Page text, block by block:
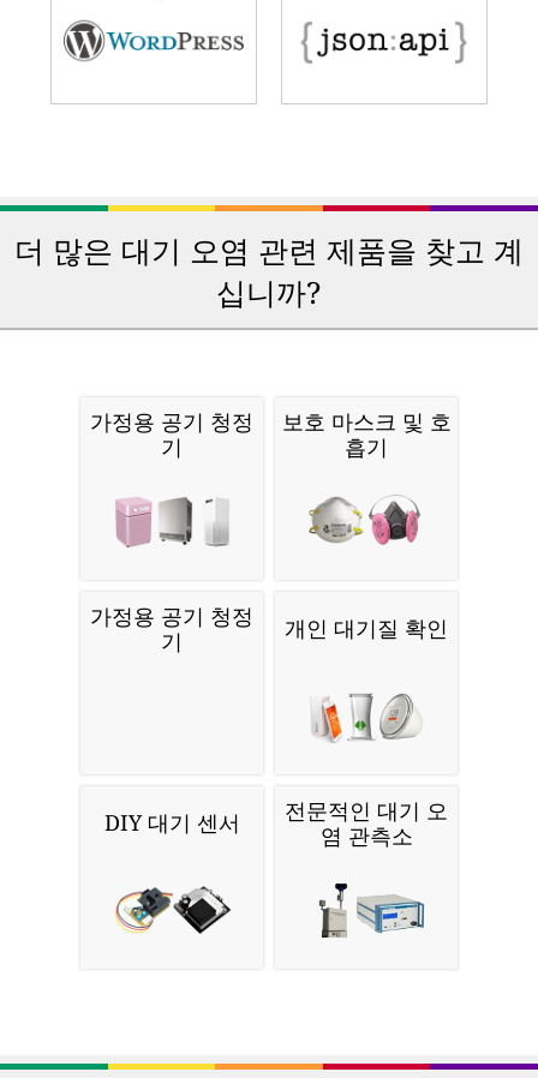
더 많은 대기 오염 관련 제품을 찾고 계
십니까?
가정용 공기 청정
기
보호 마스크 및 호
흡기
가정용 공기 청정
기
개인 대기질 확인
DIY 대기 센서
전문적인 대기 오
염 관측소